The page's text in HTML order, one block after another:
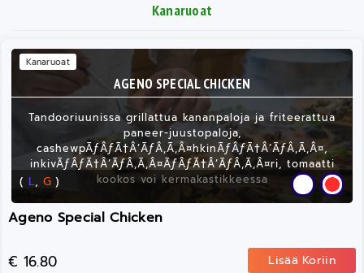
Kanaruoat
AGENO SPECIAL CHICKEN
Tandooriuunissa grillattua kananpaloja ja friteerattua
paneer-juustopaloja,
cashewpÃƒÂƒÃ†Â’ÃƒÂ‚Ã‚Â¤hkinÃƒÂƒÃ†Â’ÃƒÂ‚Ã‚Â¤,
inkivÃƒÂƒÃ†Â’ÃƒÂ‚Ã‚Â¤ÃƒÂƒÃ†Â’ÃƒÂ‚Ã‚Â¤ri, tomaatti
kookos voi kermakastikkeessa
( L, G )
Kanaruoat
Ageno Special Chicken
€ 16.80 Lisää Koriin